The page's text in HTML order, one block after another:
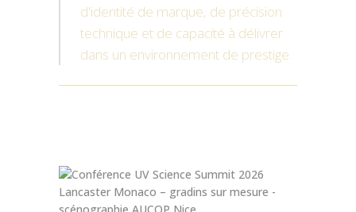
d'identité de marque, de précision
technique et de capacité à délivrer
dans un environnement de prestige.